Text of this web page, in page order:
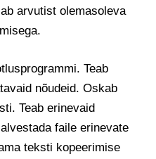
arvutist olemasoleva
Teab
nõudeid. Oskab
Teab erinevaid
faile erinevate
teksti kopeerimise